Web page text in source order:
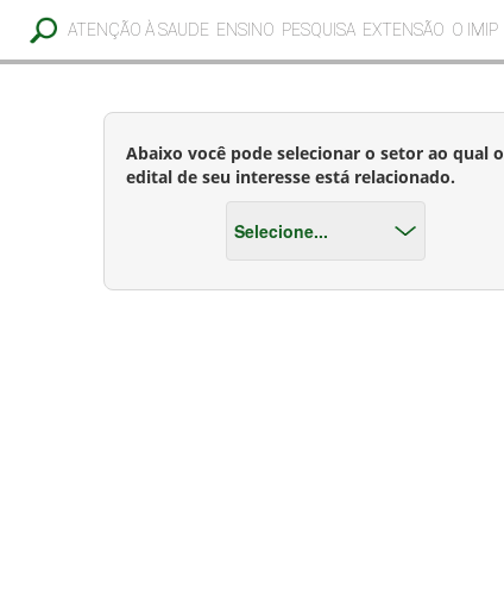
ATENÇÃO À SAUDE ENSINO PESQUISA EXTENSÃO O IMIP
Abaixo você pode selecionar o setor ao qual o
edital de seu interesse está relacionado.